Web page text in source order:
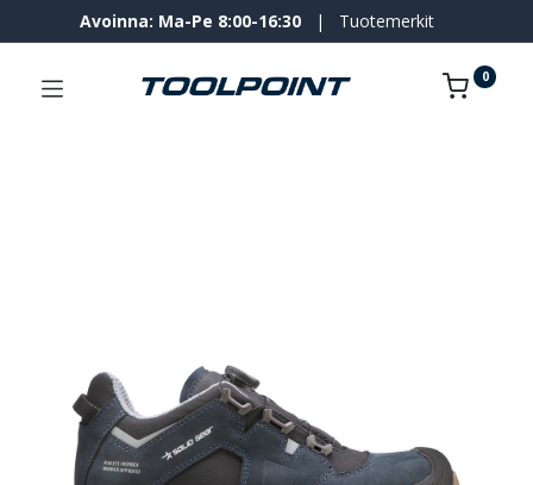
Avoinna: Ma-Pe 8:00-16:30 | Tuotemerkit
0